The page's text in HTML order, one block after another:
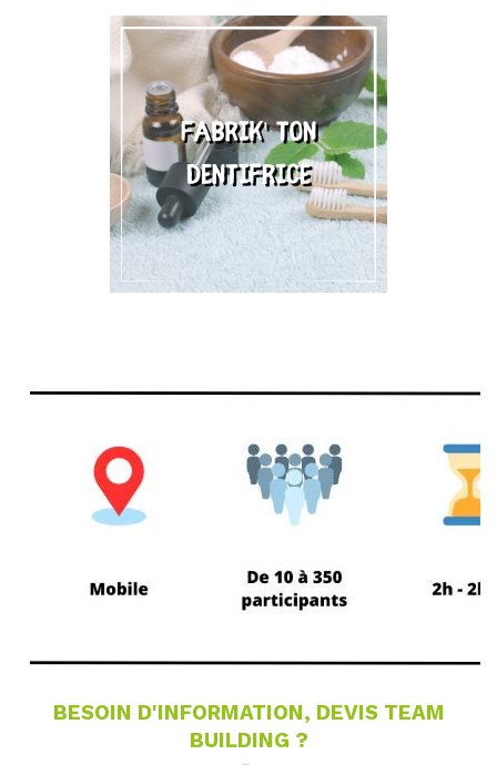
BESOIN D'INFORMATION, DEVIS TEAM
BUILDING ?